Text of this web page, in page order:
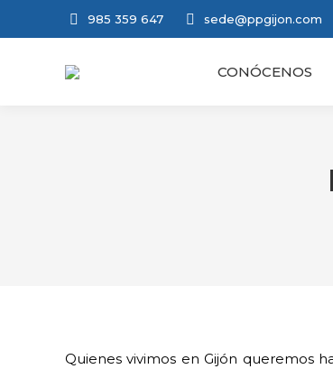
985 359 647 sede@ppgijon.com
CONÓCENOS
Quienes vivimos en Gijón queremos